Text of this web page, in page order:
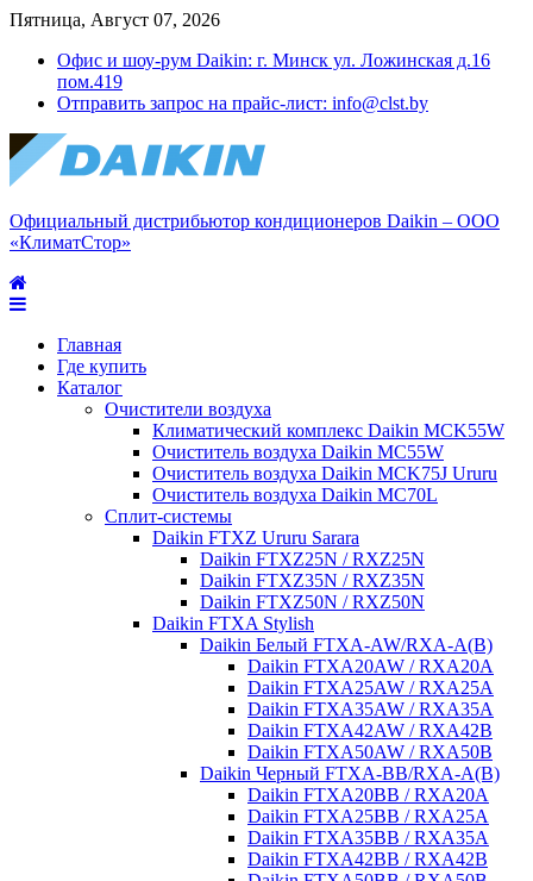
Пятница, Август 07, 2026
Офис и шоу-рум Daikin: г. Минск ул. Ложинская д.16
пом.419
Отправить запрос на прайс-лист: info@clst.by
Официальный дистрибьютор кондиционеров Daikin – ООО
«КлиматСтор»
Главная
Где купить
Каталог
Очистители воздуха
Климатический комплекс Daikin MCK55W
Очиститель воздуха Daikin MC55W
Очиститель воздуха Daikin MCK75J Ururu
Очиститель воздуха Daikin MC70L
Сплит-системы
Daikin FTXZ Ururu Sarara
Daikin FTXZ25N / RXZ25N
Daikin FTXZ35N / RXZ35N
Daikin FTXZ50N / RXZ50N
Daikin FTXA Stylish
Daikin Белый FTXA-AW/RXA-A(B)
Daikin FTXA20AW / RXA20A
Daikin FTXA25AW / RXA25A
Daikin FTXA35AW / RXA35A
Daikin FTXA42AW / RXA42B
Daikin FTXA50AW / RXA50B
Daikin Черный FTXA-BB/RXA-A(B)
Daikin FTXA20BB / RXA20A
Daikin FTXA25BB / RXA25A
Daikin FTXA35BB / RXA35A
Daikin FTXA42BB / RXA42B